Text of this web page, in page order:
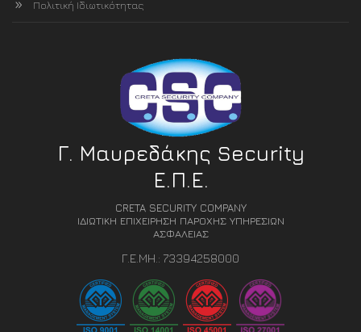
Πολιτική Ιδιωτικότητας
Γ. Μαυρεδάκης Security
Ε.Π.Ε.
CRETA SECURITY COMPANY
ΙΔΙΩΤΙΚΗ ΕΠΙΧΕΙΡΗΣΗ ΠΑΡΟΧΗΣ ΥΠΗΡΕΣΙΩΝ
ΑΣΦΑΛΕΙΑΣ
Γ.Ε.ΜΗ.: 73394258000